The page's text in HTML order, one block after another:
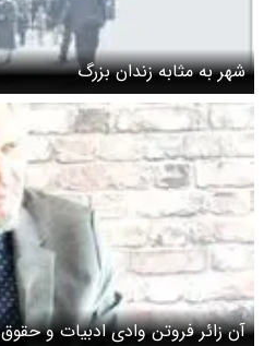
شهر به مثابه زندان بزرگ
آن زائر فروتن وادی ادبیات و حقوق